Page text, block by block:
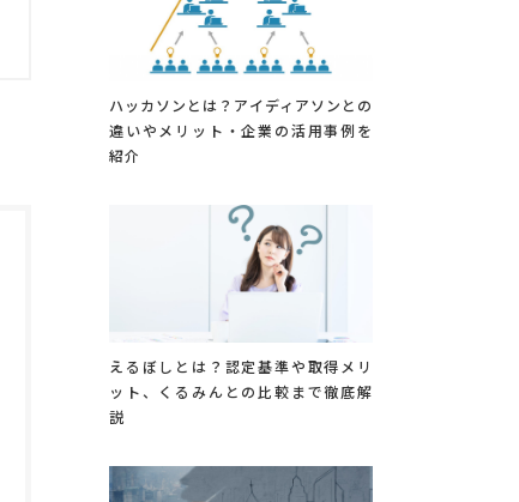
ハッカソンとは？アイディアソンとの
違いやメリット・企業の活用事例を
紹介
えるぼしとは？認定基準や取得メリ
ット、くるみんとの比較まで徹底解
説